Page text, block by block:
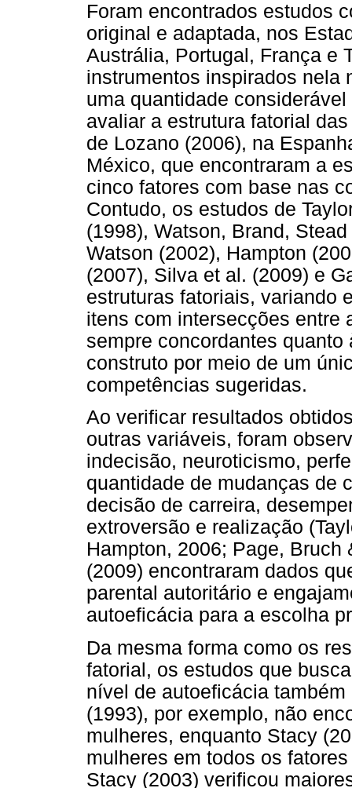
Foram encontrados estudos
original e adaptada, nos
Austrália, Portugal, França e
instrumentos inspirados nela
uma quantidade
avaliar a estrutura fatorial
de Lozano (2006), na
México, que encontraram a
cinco fatores com base nas
Contudo, os estudos de
(1998), Watson, Brand,
Watson (2002), Hampton
(2007), Silva et al. (2009) e
estruturas fatoriais, variando
itens com intersecções entre
sempre concordantes
construto por meio de um
competências sugeridas.
Ao verificar resultados
outras variáveis, foram
indecisão, neuroticismo,
quantidade de mudanças de
decisão de carreira,
extroversão e realização
Hampton, 2006; Page,
(2009) encontraram dados
parental autoritário e
autoeficácia para a escolha
Da mesma forma como os
fatorial, os estudos que
nível de autoeficácia
(1993), por exemplo, não
mulheres, enquanto Stacy
mulheres em todos os
Stacy (2003) verificou